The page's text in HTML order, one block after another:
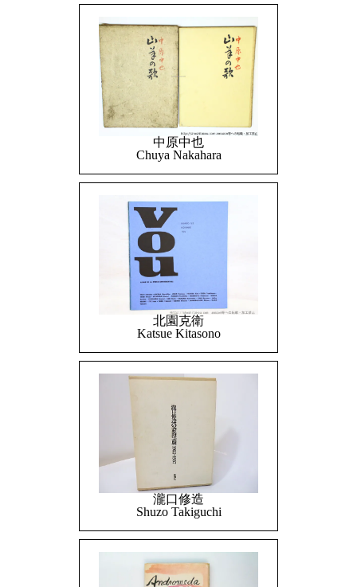
中原中也
Chuya Nakahara
北園克衛
Katsue Kitasono
瀧口修造
Shuzo Takiguchi